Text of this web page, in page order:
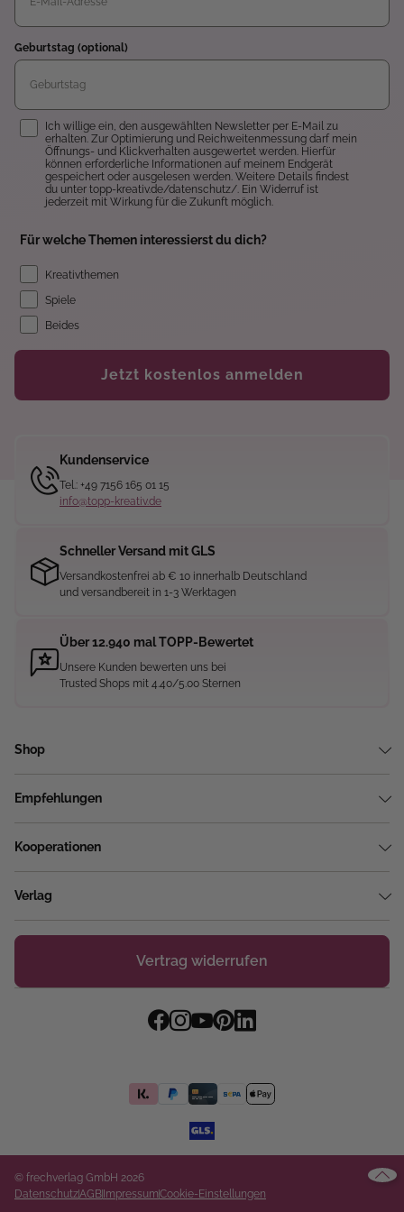
Geburtstag (optional)
Einwilligung
Ich willige ein, den ausgewählten Newsletter per E-Mail zu
erhalten. Zur Optimierung und Reichweitenmessung darf mein
Öffnungs- und Klickverhalten ausgewertet werden. Hierfür
können erforderliche Informationen auf meinem Endgerät
gespeichert oder ausgelesen werden. Weitere Details findest
du unter topp-kreativ.de/datenschutz/. Ein Widerruf ist
jederzeit mit Wirkung für die Zukunft möglich.
Für welche Themen interessierst du dich?
Kreativthemen
Spiele
Beides
Jetzt kostenlos anmelden
Kundenservice
Tel.: +49 7156 165 01 15
info@topp-kreativ.de
Schneller Versand mit GLS
Versandkostenfrei ab € 10 innerhalb Deutschland
und versandbereit in 1-3 Werktagen
Über 12.940 mal TOPP-Bewertet
Unsere Kunden bewerten uns bei
Trusted Shops mit 4.40/5.00 Sternen
Shop
Empfehlungen
Kooperationen
Verlag
Vertrag widerrufen
© frechverlag GmbH 2026
DatenschutzAGB ImpressumCookie-Einstellungen